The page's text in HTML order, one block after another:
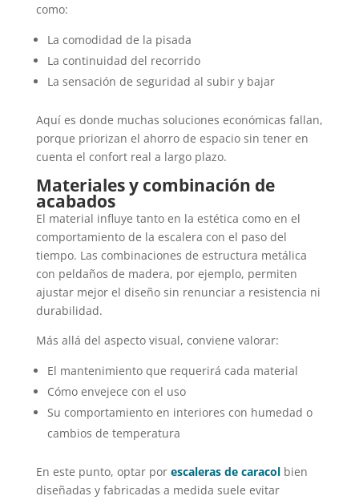
como:
La comodidad de la pisada
La continuidad del recorrido
La sensación de seguridad al subir y bajar
Aquí es donde muchas soluciones económicas fallan,
porque priorizan el ahorro de espacio sin tener en
cuenta el confort real a largo plazo.
Materiales y combinación de
acabados
El material influye tanto en la estética como en el
comportamiento de la escalera con el paso del
tiempo. Las combinaciones de estructura metálica
con peldaños de madera, por ejemplo, permiten
ajustar mejor el diseño sin renunciar a resistencia ni
durabilidad.
Más allá del aspecto visual, conviene valorar:
El mantenimiento que requerirá cada material
Cómo envejece con el uso
Su comportamiento en interiores con humedad o
cambios de temperatura
En este punto, optar por escaleras de caracolbien
diseñadas y fabricadas a medida suele evitar